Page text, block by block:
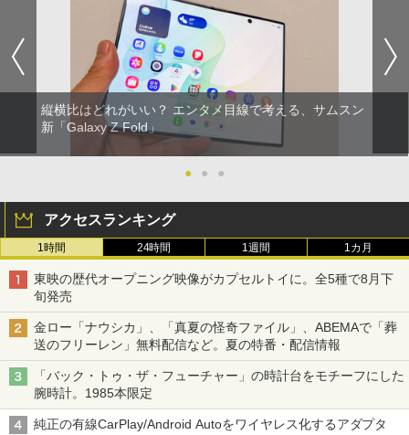
縦横比はどれがいい？ エンタメ目線で考える、サムスン
新「Galaxy Z Fold」
● ● ●
アクセスランキング
1時間 24時間 1週間 1カ月
東映の歴代オープニング映像がカプセルトイに。全5種で8月下
旬発売
金ロー「ナウシカ」、「真夏の怪奇ファイル」、ABEMAで「葬
送のフリーレン」無料配信など。夏の特番・配信情報
「バック・トゥ・ザ・フューチャー」の時計台をモチーフにした
腕時計。1985本限定
純正の有線CarPlay/Android Autoをワイヤレス化するアダプタ